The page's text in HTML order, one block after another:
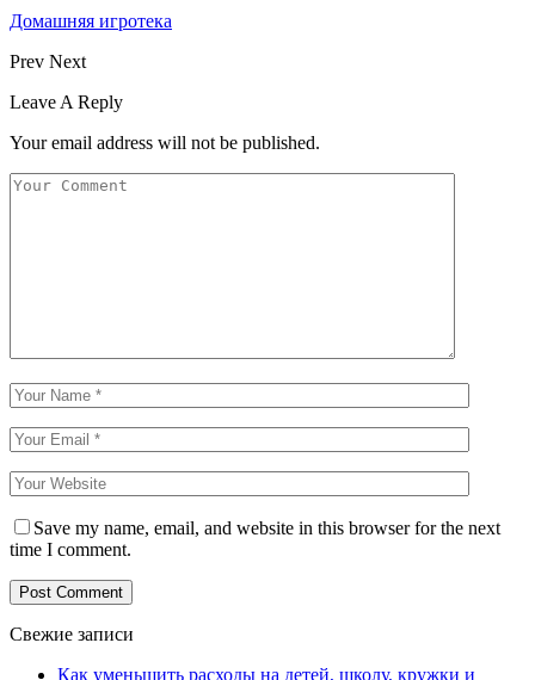
Домашняя игротека
Prev Next
Leave A Reply
Your email address will not be published.
Save my name, email, and website in this browser for the next
time I comment.
Свежие записи
Как уменьшить расходы на детей, школу, кружки и